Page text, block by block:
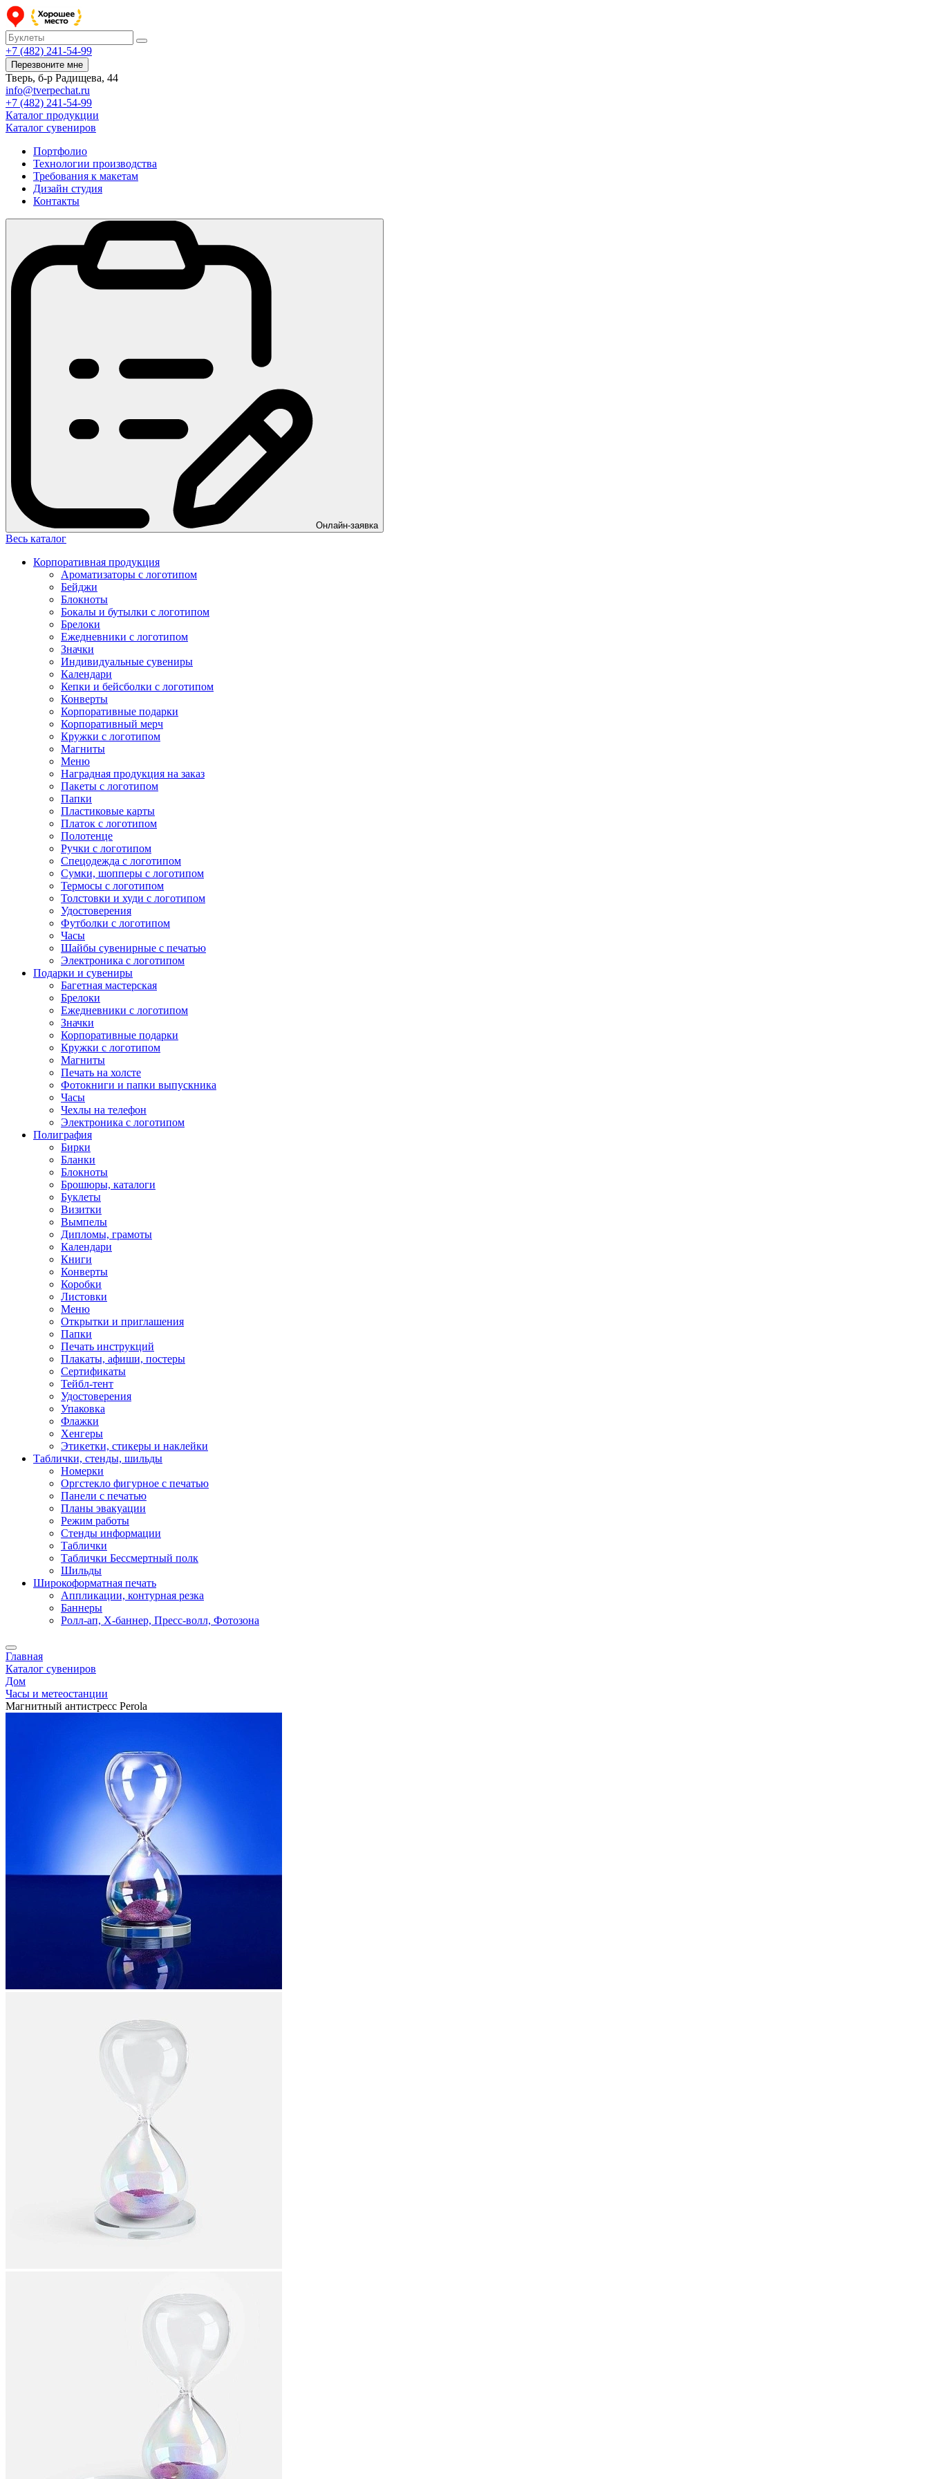
+7 (482) 241-54-99
Перезвоните мне
Тверь, б-р Радищева, 44
info@tverpechat.ru
+7 (482) 241-54-99
Каталог продукции
Каталог сувениров
Портфолио
Технологии производства
Требования к макетам
Дизайн студия
Контакты
Онлайн-заявка
Весь каталог
Корпоративная продукция
Ароматизаторы с логотипом
Бейджи
Блокноты
Бокалы и бутылки с логотипом
Брелоки
Ежедневники с логотипом
Значки
Индивидуальные сувениры
Календари
Кепки и бейсболки с логотипом
Конверты
Корпоративные подарки
Корпоративный мерч
Кружки с логотипом
Магниты
Меню
Наградная продукция на заказ
Пакеты с логотипом
Папки
Пластиковые карты
Платок с логотипом
Полотенце
Ручки с логотипом
Спецодежда с логотипом
Сумки, шопперы с логотипом
Термосы с логотипом
Толстовки и худи с логотипом
Удостоверения
Футболки с логотипом
Часы
Шайбы сувенирные с печатью
Электроника с логотипом
Подарки и сувениры
Багетная мастерская
Брелоки
Ежедневники с логотипом
Значки
Корпоративные подарки
Кружки с логотипом
Магниты
Печать на холсте
Фотокниги и папки выпускника
Часы
Чехлы на телефон
Электроника с логотипом
Полиграфия
Бирки
Бланки
Блокноты
Брошюры, каталоги
Буклеты
Визитки
Вымпелы
Дипломы, грамоты
Календари
Книги
Конверты
Коробки
Листовки
Меню
Открытки и приглашения
Папки
Печать инструкций
Плакаты, афиши, постеры
Сертификаты
Тейбл-тент
Удостоверения
Упаковка
Флажки
Хенгеры
Этикетки, стикеры и наклейки
Таблички, стенды, шильды
Номерки
Оргстекло фигурное с печатью
Панели с печатью
Планы эвакуации
Режим работы
Стенды информации
Таблички
Таблички Бессмертный полк
Шильды
Широкоформатная печать
Аппликации, контурная резка
Баннеры
Ролл-ап, X-баннер, Пресс-волл, Фотозона
Главная
Каталог сувениров
Дом
Часы и метеостанции
Магнитный антистресс Perola